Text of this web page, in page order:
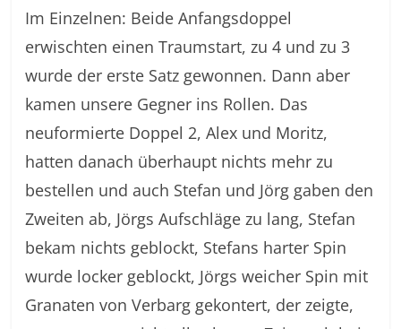
Im Einzelnen: Beide Anfangsdoppel
erwischten einen Traumstart, zu 4 und zu 3
wurde der erste Satz gewonnen. Dann aber
kamen unsere Gegner ins Rollen. Das
neuformierte Doppel 2, Alex und Moritz,
hatten danach überhaupt nichts mehr zu
bestellen und auch Stefan und Jörg gaben den
Zweiten ab, Jörgs Aufschläge zu lang, Stefan
bekam nichts geblockt, Stefans harter Spin
wurde locker geblockt, Jörgs weicher Spin mit
Granaten von Verbarg gekontert, der zeigte,